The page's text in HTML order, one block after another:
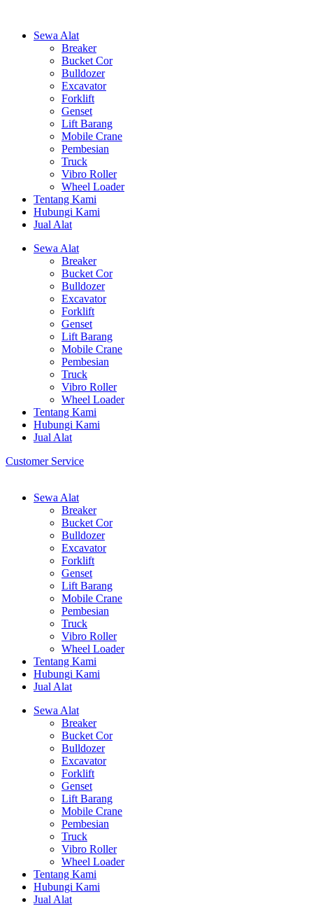
Sewa Alat
Breaker
Bucket Cor
Bulldozer
Excavator
Forklift
Genset
Lift Barang
Mobile Crane
Pembesian
Truck
Vibro Roller
Wheel Loader
Tentang Kami
Hubungi Kami
Jual Alat
Sewa Alat
Breaker
Bucket Cor
Bulldozer
Excavator
Forklift
Genset
Lift Barang
Mobile Crane
Pembesian
Truck
Vibro Roller
Wheel Loader
Tentang Kami
Hubungi Kami
Jual Alat
Customer Service
Sewa Alat
Breaker
Bucket Cor
Bulldozer
Excavator
Forklift
Genset
Lift Barang
Mobile Crane
Pembesian
Truck
Vibro Roller
Wheel Loader
Tentang Kami
Hubungi Kami
Jual Alat
Sewa Alat
Breaker
Bucket Cor
Bulldozer
Excavator
Forklift
Genset
Lift Barang
Mobile Crane
Pembesian
Truck
Vibro Roller
Wheel Loader
Tentang Kami
Hubungi Kami
Jual Alat